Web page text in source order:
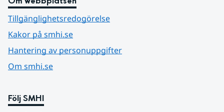
Tillgänglighetsredogörelse
Kakor på smhi.se
Hantering av personuppgifter
Om smhi.se
Följ SMHI